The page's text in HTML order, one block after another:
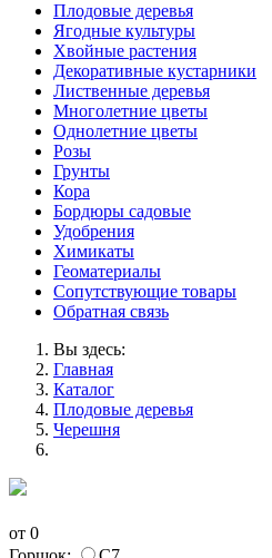
Плодовые деревья
Ягодные культуры
Хвойные растения
Декоративные кустарники
Лиственные деревья
Многолетние цветы
Однолетние цветы
Розы
Грунты
Кора
Бордюры садовые
Удобрения
Химикаты
Геоматериалы
Сопутствующие товары
Обратная связь
Вы здесь:
Главная
Каталог
Плодовые деревья
Черешня
от 0